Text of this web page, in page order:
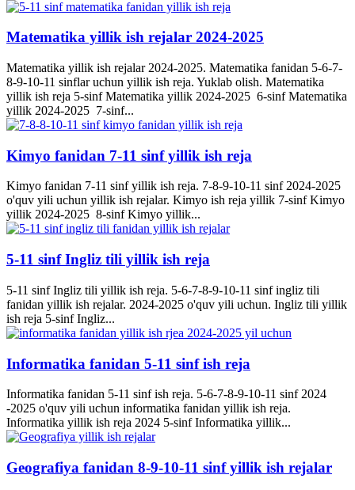
Matematika yillik ish rejalar 2024-2025
Matematika yillik ish rejalar 2024-2025. Matematika fanidan 5-6-7-
8-9-10-11 sinflar uchun yillik ish reja. Yuklab olish. Matematika
yillik ish reja 5-sinf Matematika yillik 2024-2025 6-sinf Matematika
yillik 2024-2025 7-sinf...
Kimyo fanidan 7-11 sinf yillik ish reja
Kimyo fanidan 7-11 sinf yillik ish reja. 7-8-9-10-11 sinf 2024-2025
o'quv yili uchun yillik ish rejalar. Kimyo ish reja yillik 7-sinf Kimyo
yillik 2024-2025 8-sinf Kimyo yillik...
5-11 sinf Ingliz tili yillik ish reja
5-11 sinf Ingliz tili yillik ish reja. 5-6-7-8-9-10-11 sinf ingliz tili
fanidan yillik ish rejalar. 2024-2025 o'quv yili uchun. Ingliz tili yillik
ish reja 5-sinf Ingliz...
Informatika fanidan 5-11 sinf ish reja
Informatika fanidan 5-11 sinf ish reja. 5-6-7-8-9-10-11 sinf 2024
-2025 o'quv yili uchun informatika fanidan yillik ish reja.
Informatika yillik ish reja 2024 5-sinf Informatika yillik...
Geografiya fanidan 8-9-10-11 sinf yillik ish rejalar